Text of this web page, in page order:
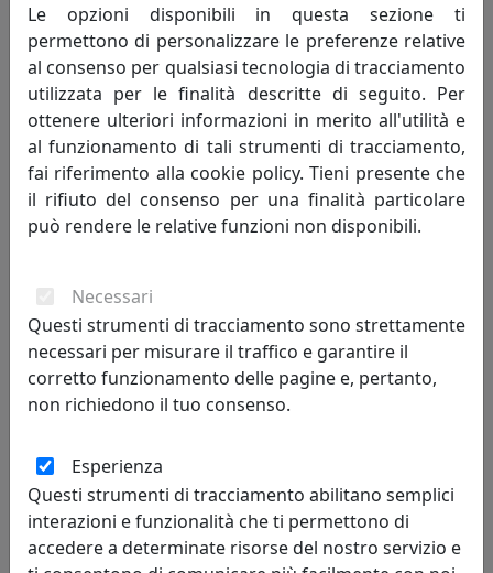
Arti e Mestieri
110,20 €
Le opzioni disponibili in questa sezione ti
permettono di personalizzare le preferenze relative
al consenso per qualsiasi tecnologia di tracciamento
utilizzata per le finalità descritte di seguito. Per
ottenere ulteriori informazioni in merito all'utilità e
al funzionamento di tali strumenti di tracciamento,
fai riferimento alla cookie policy. Tieni presente che
il rifiuto del consenso per una finalità particolare
può rendere le relative funzioni non disponibili.
Necessari
Questi strumenti di tracciamento sono strettamente
necessari per misurare il traffico e garantire il
corretto funzionamento delle pagine e, pertanto,
non richiedono il tuo consenso.
Esperienza
Questi strumenti di tracciamento abilitano semplici
interazioni e funzionalità che ti permettono di
accedere a determinate risorse del nostro servizio e